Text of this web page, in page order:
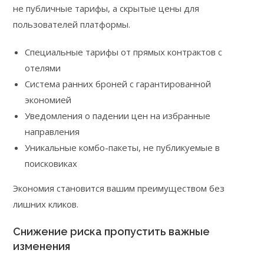
не публичные тарифы, а скрытые цены для
пользователей платформы.
Специальные тарифы от прямых контрактов с
отелями
Система ранних броней с гарантированной
экономией
Уведомления о падении цен на избранные
направления
Уникальные комбо-пакеты, не публикуемые в
поисковиках
Экономия становится вашим преимуществом без
лишних кликов.
Снижение риска пропустить важные
изменения